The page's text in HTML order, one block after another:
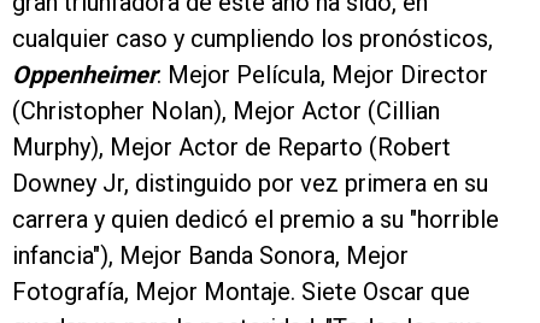
cualquier caso y cumpliendo los pronósticos,
Oppenheimer: Mejor Película, Mejor Director
(Christopher Nolan), Mejor Actor (Cillian
Murphy), Mejor Actor de Reparto (Robert
Downey Jr, distinguido por vez primera en su
carrera y quien dedicó el premio a su "horrible
infancia"), Mejor Banda Sonora, Mejor
Fotografía, Mejor Montaje. Siete Oscar que